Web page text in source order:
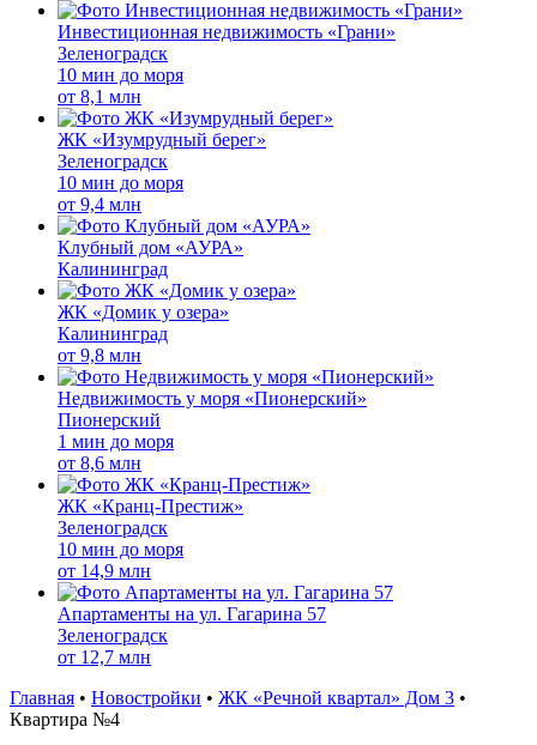
Инвестиционная недвижимость «Грани»
Зеленоградск
10 мин до моря
от 8,1 млн
ЖК «Изумрудный берег»
Зеленоградск
10 мин до моря
от 9,4 млн
Клубный дом «АУРА»
Калининград
ЖК «Домик у озера»
Калининград
от 9,8 млн
Недвижимость у моря «Пионерский»
Пионерский
1 мин до моря
от 8,6 млн
ЖК «Кранц-Престиж»
Зеленоградск
10 мин до моря
от 14,9 млн
Апартаменты на ул. Гагарина 57
Зеленоградск
от 12,7 млн
Главная • Новостройки • ЖК «Речной квартал» Дом 3 •
Квартира №4